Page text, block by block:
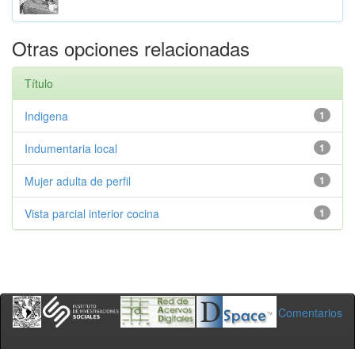
Otras opciones relacionadas
Título
1
Indigena
1
Indumentaria local
1
Mujer adulta de perfil
1
Vista parcial interior cocina
Comentarios